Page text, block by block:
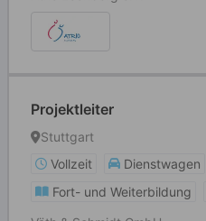
Projektleiter
Stuttgart
Vollzeit
Dienstwagen
Fort- und Weiterbildung